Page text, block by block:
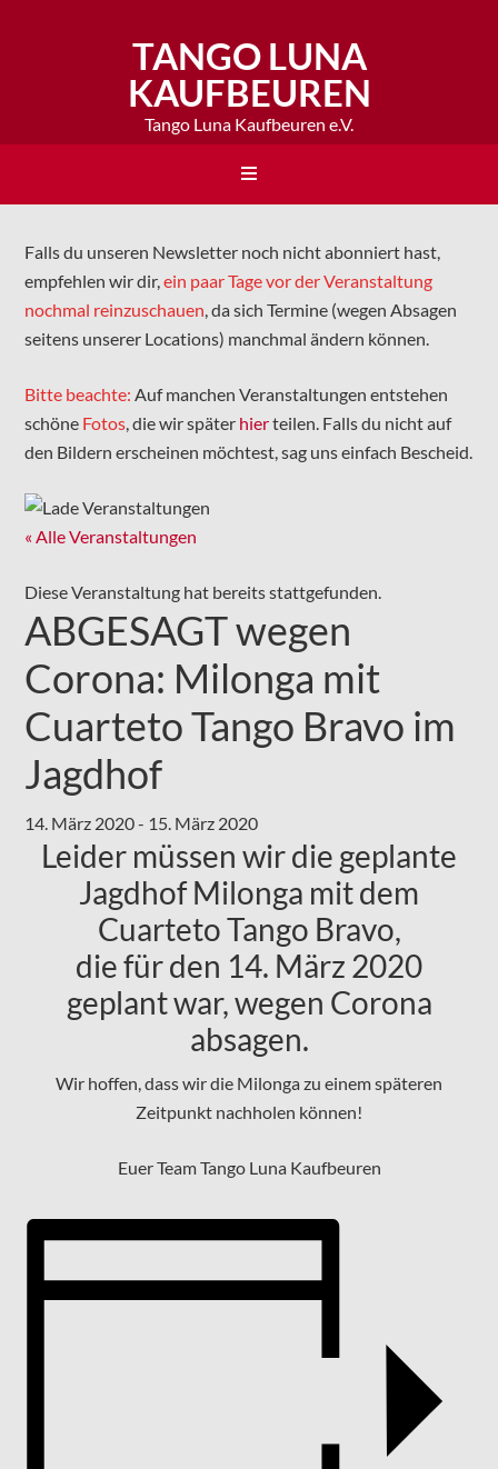
TANGO LUNA
KAUFBEUREN
Tango Luna Kaufbeuren e.V.
Falls du unseren Newsletter noch nicht abonniert hast,
empfehlen wir dir,ein paar Tage vor der Veranstaltung
nochmal reinzuschauen, da sich Termine (wegen Absagen
seitens unserer Locations) manchmal ändern können.
Bitte beachte: Auf manchen Veranstaltungen entstehen
schöne Fotos, die wir später hierteilen. Falls du nicht auf
den Bildern erscheinen möchtest, sag uns einfach Bescheid.
« Alle Veranstaltungen
Diese Veranstaltung hat bereits stattgefunden.
ABGESAGT wegen
Corona: Milonga mit
Cuarteto Tango Bravo im
Jagdhof
14. März 2020- 15. März 2020
Leider müssen wir die geplante
Jagdhof Milonga mit dem
Cuarteto Tango Bravo,
die für den 14. März 2020
geplant war, wegen Corona
absagen.
Wir hoffen, dass wir die Milonga zu einem späteren
Zeitpunkt nachholen können!
Euer Team Tango Luna Kaufbeuren